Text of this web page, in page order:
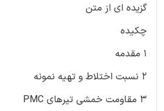
گزیده ای از متن
چکیده
۱ مقدمه
۲ نسبت اختلاط و تهیه نمونه
۳ مقاومت خمشی تیرهای PMC